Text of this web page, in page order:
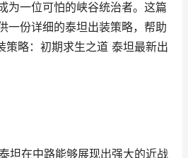
为一位可怕的峡谷统治者。这篇
一份详细的泰坦出装策略，帮助
策略：初期求生之道 泰坦最新出
坦在中路能够展现出强大的近战